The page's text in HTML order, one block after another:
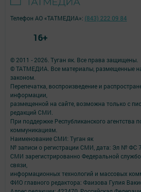
© 2011 - 2026. Туган як. Все права защищены.
© ТАТМЕДИА. Все материалы, размещенные
законом.
Перепечатка, воспроизведение и
информации,
размещенной на сайте, возможна только с
редакций СМИ.
При поддержке Республиканского агентства
коммуникациям.
Наименование СМИ: Туган як
№ записи о регистрации СМИ, дата: Эл № ФС
СМИ зарегистрированно Федеральной
связи,
информационных технологий и массовых
ФИО главного редактора: Фаизова Гулия
Телефон АО «ТАТМЕДИА»: (843) 222 09 84
16+